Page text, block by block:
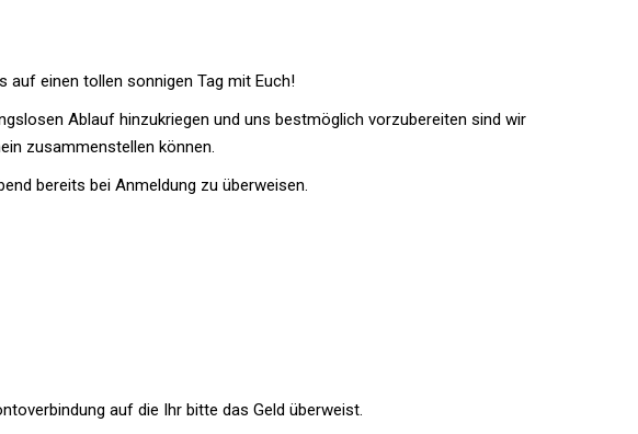
auf einen tollen sonnigen Tag mit Euch!
Ablauf hinzukriegen und uns bestmöglich vorzubereiten sind wir
zusammenstellen können.
bereits bei Anmeldung zu überweisen.
auf die Ihr bitte das Geld überweist.